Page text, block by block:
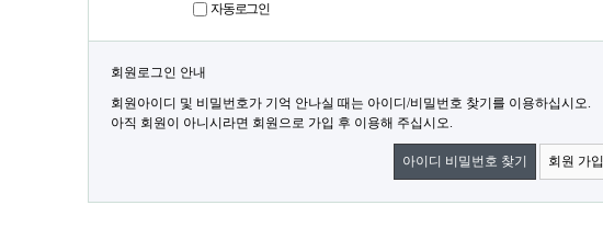
자동로그인
회원로그인 안내
회원아이디 및 비밀번호가 기억 안나실 때는 아이디/비밀번호 찾기를 이용하십시오.
아직 회원이 아니시라면 회원으로 가입 후 이용해 주십시오.
아이디 비밀번호 찾기 회원 가입